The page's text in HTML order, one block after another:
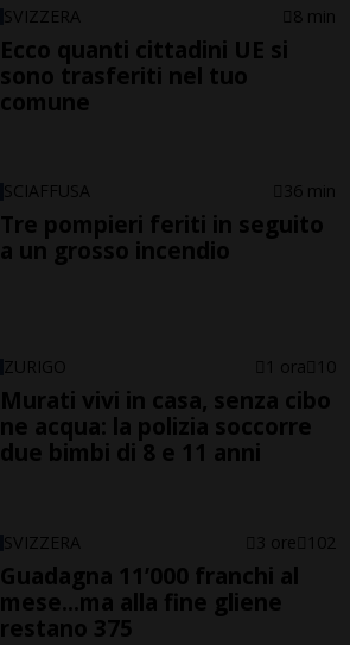
SVIZZERA 8 min
Ecco quanti cittadini UE si
sono trasferiti nel tuo
comune
SCIAFFUSA 36 min
Tre pompieri feriti in seguito
a un grosso incendio
ZURIGO 1 ora 10
Murati vivi in casa, senza cibo
ne acqua: la polizia soccorre
due bimbi di 8 e 11 anni
SVIZZERA 3 ore 102
Guadagna 11’000 franchi al
mese...ma alla fine gliene
restano 375